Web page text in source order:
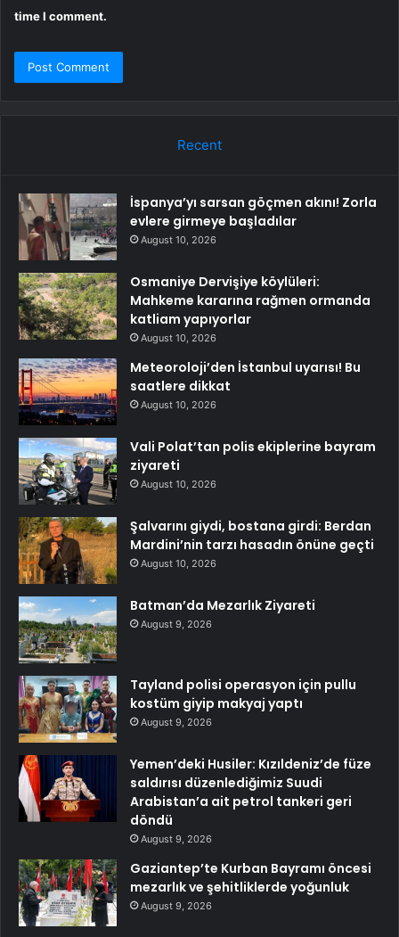
time I comment.
Recent
İspanya’yı sarsan göçmen akını! Zorla
evlere girmeye başladılar
August 10, 2026
Osmaniye Dervişiye köylüleri:
Mahkeme kararına rağmen ormanda
katliam yapıyorlar
August 10, 2026
Meteoroloji’den İstanbul uyarısı! Bu
saatlere dikkat
August 10, 2026
Vali Polat’tan polis ekiplerine bayram
ziyareti
August 10, 2026
Şalvarını giydi, bostana girdi: Berdan
Mardini’nin tarzı hasadın önüne geçti
August 10, 2026
Batman’da Mezarlık Ziyareti
August 9, 2026
Tayland polisi operasyon için pullu
kostüm giyip makyaj yaptı
August 9, 2026
Yemen’deki Husiler: Kızıldeniz’de füze
saldırısı düzenlediğimiz Suudi
Arabistan’a ait petrol tankeri geri
döndü
August 9, 2026
Gaziantep’te Kurban Bayramı öncesi
mezarlık ve şehitliklerde yoğunluk
August 9, 2026